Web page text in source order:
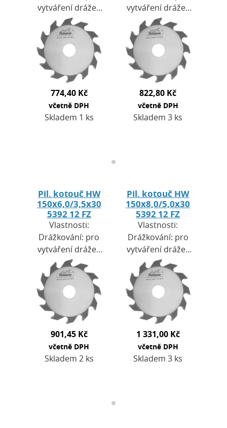
vytváření drážek
ve všech typech
přírodního dřeva,
materiálů i
plastů.Nastavení
šířky řezu:
kotouče…
774,40 Kč
včetně DPH
Skladem 1 ks
vytváření drážek
ve všech typech
přírodního dřeva,
materiálů i
plastů.Nastavení
šířky řezu:
kotouče…
822,80 Kč
včetně DPH
Skladem 3 ks
Pil. kotouč HW
150x6,0/3,5x30
5392 12 FZ
Vlastnosti:
Drážkování: pro
vytváření drážek
ve všech typech
přírodního dřeva,
materiálů i
plastů.Nastavení
šířky řezu:
kotouče…
901,45 Kč
včetně DPH
Skladem 2 ks
Pil. kotouč HW
150x8,0/5,0x30
5392 12 FZ
Vlastnosti:
Drážkování: pro
vytváření drážek
ve všech typech
přírodního dřeva,
materiálů i
plastů.Nastavení
šířky řezu:
kotouče…
1 331,00 Kč
včetně DPH
Skladem 3 ks